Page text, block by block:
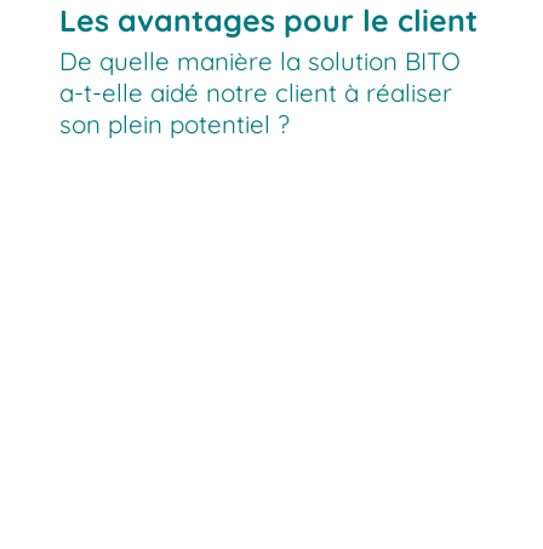
Les avantages pour le client
De quelle manière la solution BITO
a-t-elle aidé notre client à réaliser
son plein potentiel ?